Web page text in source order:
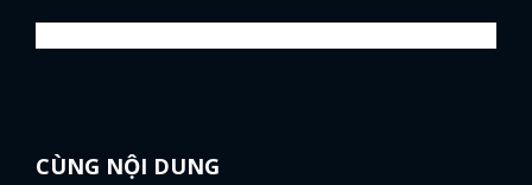
CÙNG NỘI DUNG